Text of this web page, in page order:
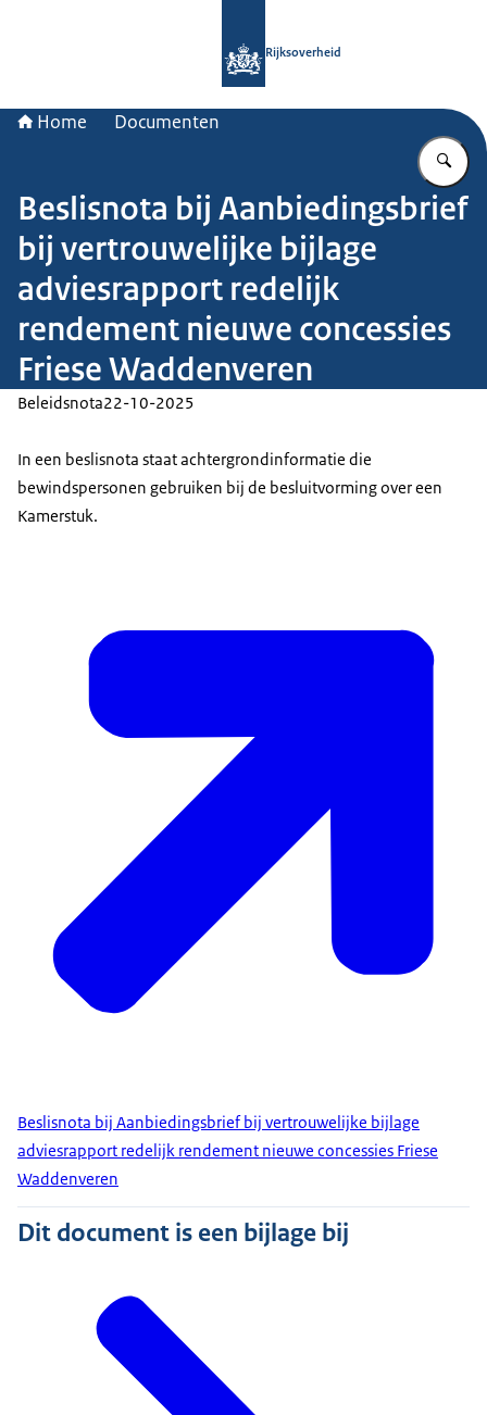
Rijksoverheid
Home Documenten
Beslisnota bij Aanbiedingsbrief
bij vertrouwelijke bijlage
adviesrapport redelijk
rendement nieuwe concessies
Friese Waddenveren
Beleidsnota22-10-2025
In een beslisnota staat achtergrondinformatie die
bewindspersonen gebruiken bij de besluitvorming over een
Kamerstuk.
Beslisnota bij Aanbiedingsbrief bij vertrouwelijke bijlage
adviesrapport redelijk rendement nieuwe concessies Friese
Waddenveren
Dit document is een bijlage bij